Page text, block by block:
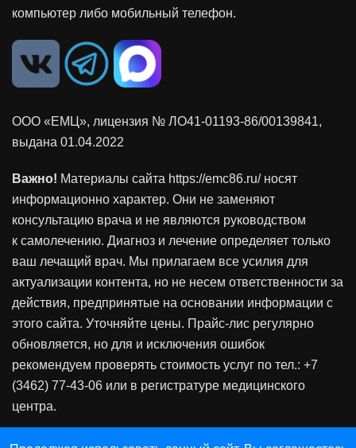
компьютер либо мобильный телефон.
ООО «ЕМЦ», лицензия № ЛО41-01193-86/00139841,
выдана 01.04.2022
Важно! Материалы сайта https://emc86.ru/ носят
информационно характер. Они не заменяют
консультацию врача и не являются руководством
к самолечению. Диагноз и лечение определяет только
ваш лечащий врач. Мы прилагаем все усилия для
актуализации контента, но не несем ответственности за
действия, предпринятые на основании информации с
этого сайта. Уточняйте цены. Прайс-лис регулярно
обновляется, но для и исключения ошибок
рекомендуем проверять стоимость услуг по тел.: +7
(3462) 77-43-06 или в регистратуре медицинского
центра.